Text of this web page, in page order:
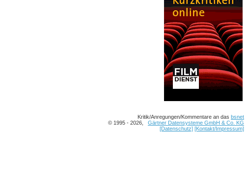
Kritik/Anregungen/Kommentare an das bsnet
© 1995 - 2026, Gärtner Datensysteme GmbH & Co. KG
[Datenschutz] [Kontakt/Impressum]